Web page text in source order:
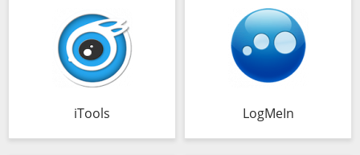
iTools LogMeIn